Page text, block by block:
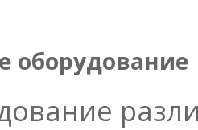
оборудование